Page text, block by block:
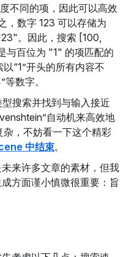
不同的项，因此可以高效
，数字 123 可以存储为
。因此，搜索 [100,
与百位为 "1" 的项匹配的
“1”开头的所有内容不
数字。
搜索并找到与输入接近
自动机来高效地
，不妨看一下这个精彩
中结束。
来许多文章的素材，但我
方面谨小慎微很重要：旨